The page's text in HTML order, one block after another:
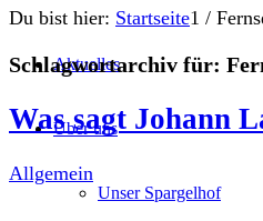
Aktuelles
Über uns
Unser Spargelhof
Du bist hier: Startseite1 /
Schlagwortarchiv für:
Was sagt Johann
Allgemein